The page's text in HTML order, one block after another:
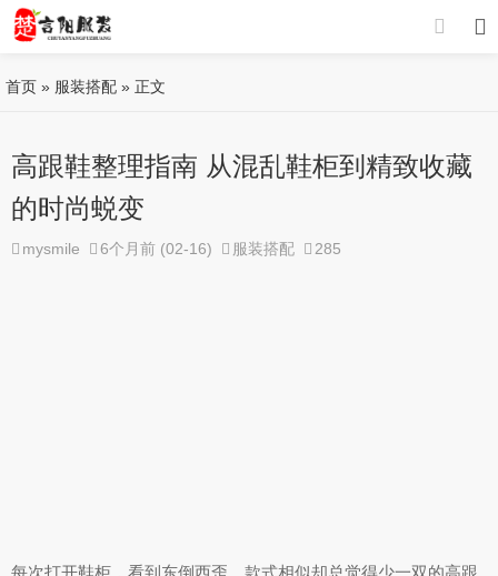
首页 » 服装搭配 » 正文
高跟鞋整理指南 从混乱鞋柜到精致收藏
的时尚蜕变
mysmile 6个月前 (02-16) 服装搭配 285
每次打开鞋柜，看到东倒西歪、款式相似却总觉得少一双的高跟